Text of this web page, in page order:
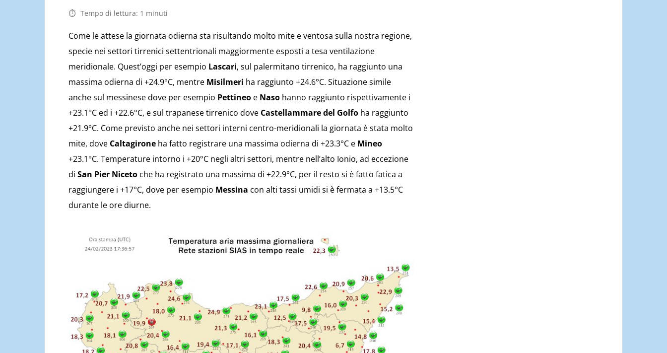
Tempo di lettura: 1 minuti
Come le attese la giornata odierna sta risultando molto mite e ventosa sulla nostra regione,
specie nei settori tirrenici settentrionali maggiormente esposti a tesa ventilazione
meridionale. Quest’oggi per esempio Lascari, sul palermitano tirrenico, ha raggiunto una
massima odierna di +24.9°C, mentre Misilmeri ha raggiunto +24.6°C. Situazione simile
anche sul messinese dove per esempio Pettineo e Naso hanno raggiunto rispettivamente i
+23.1°C ed i +22.6°C, e sul trapanese tirrenico dove Castellammare del Golfo ha raggiunto
+21.9°C. Come previsto anche nei settori interni centro-meridionali la giornata è stata molto
mite, dove Caltagirone ha fatto registrare una massima odierna di +23.3°C e Mineo
+23.1°C. Temperature intorno i +20°C negli altri settori, mentre nell’alto Ionio, ad eccezione
di San Pier Niceto che ha registrato una massima di +22.9°C, per il resto si è fatto fatica a
raggiungere i +17°C, dove per esempio Messina con alti tassi umidi si è fermata a +13.5°C
durante le ore diurne.